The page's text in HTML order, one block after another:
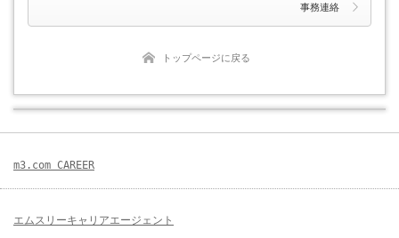
事務連絡
トップページに戻る
m3.com CAREER
エムスリーキャリアエージェント